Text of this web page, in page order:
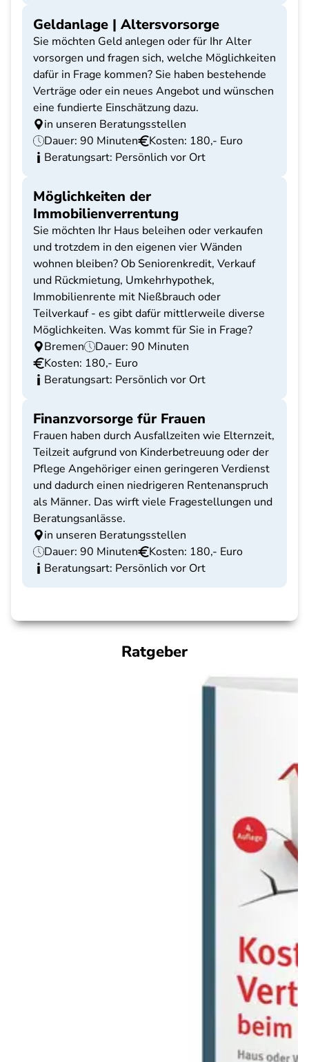
Geldanlage | Altersvorsorge
Sie möchten Geld anlegen oder für Ihr Alter
vorsorgen und fragen sich, welche Möglichkeiten
dafür in Frage kommen? Sie haben bestehende
Verträge oder ein neues Angebot und wünschen
eine fundierte Einschätzung dazu.
in unseren Beratungsstellen
Dauer: 90 Minuten
Kosten: 180,- Euro
Beratungsart: Persönlich vor Ort
Möglichkeiten der
Immobilienverrentung
Sie möchten Ihr Haus beleihen oder verkaufen
und trotzdem in den eigenen vier Wänden
wohnen bleiben? Ob Seniorenkredit, Verkauf
und Rückmietung, Umkehrhypothek,
Immobilienrente mit Nießbrauch oder
Teilverkauf - es gibt dafür mittlerweile diverse
Möglichkeiten. Was kommt für Sie in Frage?
Bremen
Dauer: 90 Minuten
Kosten: 180,- Euro
Beratungsart: Persönlich vor Ort
Finanzvorsorge für Frauen
Frauen haben durch Ausfallzeiten wie Elternzeit,
Teilzeit aufgrund von Kinderbetreuung oder der
Pflege Angehöriger einen geringeren Verdienst
und dadurch einen niedrigeren Rentenanspruch
als Männer. Das wirft viele Fragestellungen und
Beratungsanlässe.
in unseren Beratungsstellen
Dauer: 90 Minuten
Kosten: 180,- Euro
Beratungsart: Persönlich vor Ort
Ratgeber